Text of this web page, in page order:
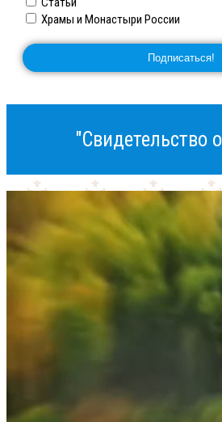
Храмы и Монастыри России
"Свидетельство